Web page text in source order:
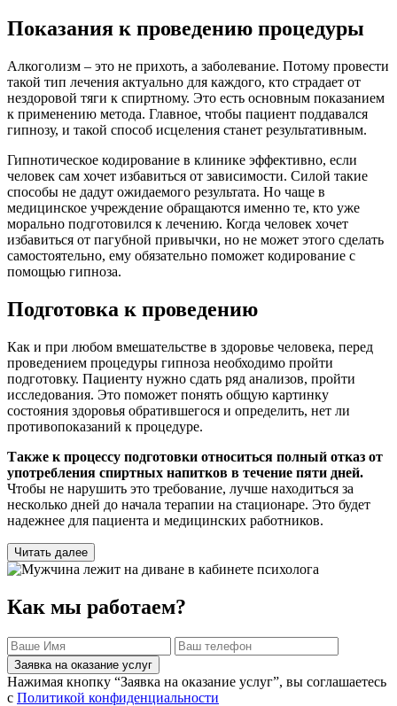
Показания к проведению процедуры
Алкоголизм – это не прихоть, а заболевание. Потому провести
такой тип лечения актуально для каждого, кто страдает от
нездоровой тяги к спиртному. Это есть основным показанием
к применению метода. Главное, чтобы пациент поддавался
гипнозу, и такой способ исцеления станет результативным.
Гипнотическое кодирование в клинике эффективно, если
человек сам хочет избавиться от зависимости. Силой такие
способы не дадут ожидаемого результата. Но чаще в
медицинское учреждение обращаются именно те, кто уже
морально подготовился к лечению. Когда человек хочет
избавиться от пагубной привычки, но не может этого сделать
самостоятельно, ему обязательно поможет кодирование с
помощью гипноза.
Подготовка к проведению
Как и при любом вмешательстве в здоровье человека, перед
проведением процедуры гипноза необходимо пройти
подготовку. Пациенту нужно сдать ряд анализов, пройти
исследования. Это поможет понять общую картинку
состояния здоровья обратившегося и определить, нет ли
противопоказаний к процедуре.
Также к процессу подготовки относиться полный отказ от
употребления спиртных напитков в течение пяти дней.
Чтобы не нарушить это требование, лучше находиться за
несколько дней до начала терапии на стационаре. Это будет
надежнее для пациента и медицинских работников.
Читать далее
Как мы работаем?
Заявка на оказание услуг
Нажимая кнопку “Заявка на оказание услуг”, вы соглашаетесь
с Политикой конфиденциальности